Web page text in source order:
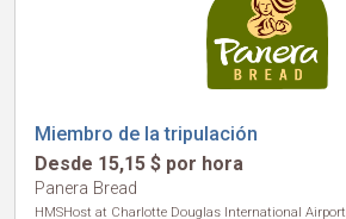
Miembro de la tripulación
Desde 15,15 $ por hora
Panera Bread
HMSHost at Charlotte Douglas International Airport